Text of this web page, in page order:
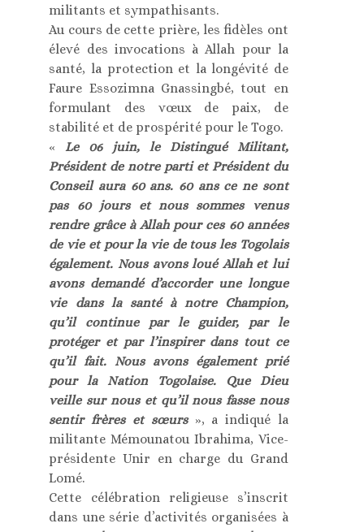
militants et sympathisants.
Au cours de cette prière, les fidèles ont
élevé des invocations à Allah pour la
santé, la protection et la longévité de
Faure Essozimna Gnassingbé, tout en
formulant des vœux de paix, de
stabilité et de prospérité pour le Togo.
« Le 06 juin, le Distingué Militant,
Président de notre parti et Président du
Conseil aura 60 ans. 60 ans ce ne sont
pas 60 jours et nous sommes venus
rendre grâce à Allah pour ces 60 années
de vie et pour la vie de tous les Togolais
également. Nous avons loué Allah et lui
avons demandé d’accorder une longue
vie dans la santé à notre Champion,
qu’il continue par le guider, par le
protéger et par l’inspirer dans tout ce
qu’il fait. Nous avons également prié
pour la Nation Togolaise. Que Dieu
veille sur nous et qu’il nous fasse nous
sentir frères et sœurs», a indiqué la
militante Mémounatou Ibrahima, Vice-
présidente Unir en charge du Grand
Lomé.
Cette célébration religieuse s’inscrit
dans une série d’activités organisées à